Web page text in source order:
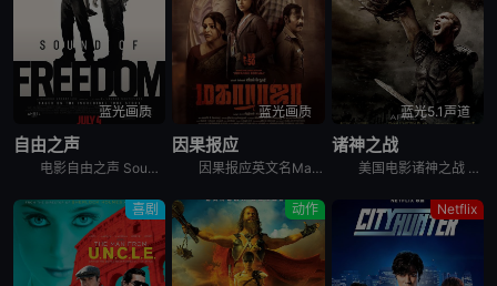
蓝光画质
自由之声
电影自由之声 Sound of Freedom是基于令人难以置信的真实事件改编，联邦探员蒂姆·巴拉德（吉姆·卡维泽 Jim Caviezel 饰）在把一个小男孩从残忍的儿童拐卖犯罪中解救出来之后，
蓝光画质
因果报应
因果报应英文名Maharaja是2024年剧情,动作,惊悚,犯罪电影。讲述的是：印度在一个宁静的社区里，受人尊敬的中年理发师马哈拉吉与女儿乔蒂和拉克希米住在一起。当马哈拉吉向警方报案称有蒙面入侵者
蓝光5.1声道
诸神之战
美国电影诸神之战 Clash of the Titans讲述的是：不堪忍受奥林匹斯众神残暴压迫的阿戈斯国王亚克里斯（Jason Flemyng 饰）奋起反抗，对至高无上的神明大为不敬。在冥王哈迪斯
喜剧 动作 Netflix